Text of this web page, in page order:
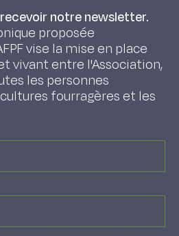
notre newsletter.
proposée
vise la mise en place
vivant entre l'Association,
les personnes
fourragères et les